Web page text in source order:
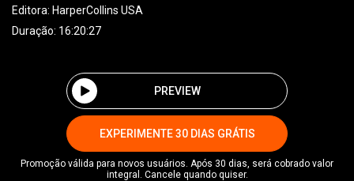
Editora: HarperCollins USA
Duração: 16:20:27
PREVIEW
EXPERIMENTE 30 DIAS GRÁTIS
Promoção válida para novos usuários. Após 30 dias, será cobrado valor
integral. Cancele quando quiser.